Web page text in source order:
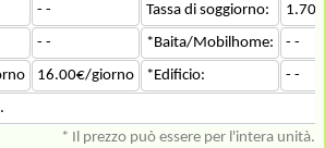
- - Tassa di soggiorno:
- - *Baita/Mobilhome:
- -
16.00€/giorno *Edificio:
- -
* Il prezzo può essere per l'intera unità.